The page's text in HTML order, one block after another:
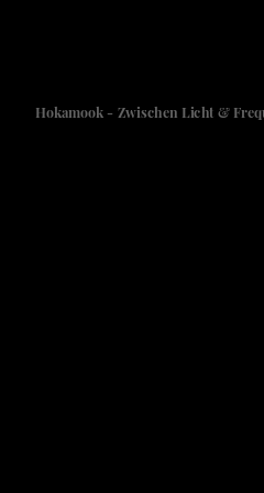
Hokamook - Zwischen Licht &